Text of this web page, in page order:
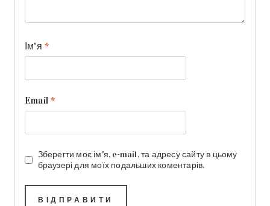
Ім'я *
Email*
Зберегти моє ім'я, e-mail, та адресу сайту в цьому
браузері для моїх подальших коментарів.